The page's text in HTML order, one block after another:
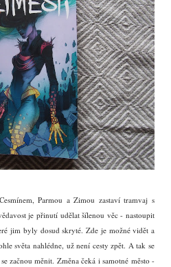
Parmou a Zimou zastaví tramvaj s
je přinutí udělat šílenou věc - nastoupit
jim byly dosud skryté. Zde je možné vidět a
světa nahlédne, už není cesty zpět. A tak se
začnou měnit. Změna čeká i samotné město -